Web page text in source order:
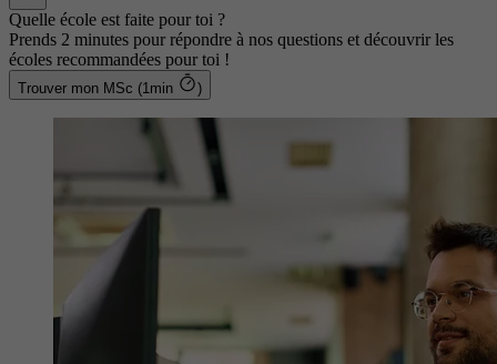
Quelle école est faite pour toi ?
Prends 2 minutes pour répondre à nos questions et découvrir les
écoles recommandées pour toi !
Trouver mon MSc (1min )